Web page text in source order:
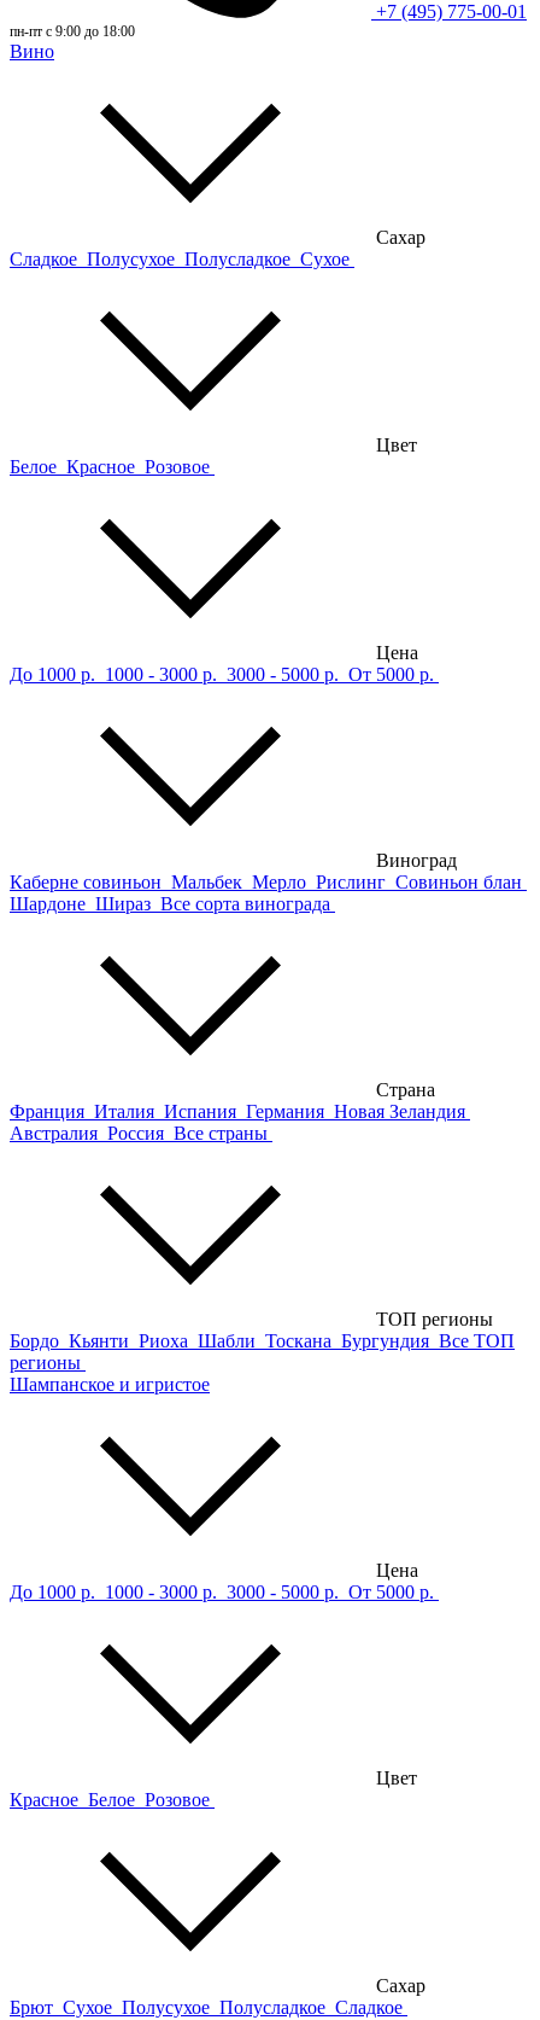
+7 (495) 775-00-01
пн-пт с 9:00 до 18:00
Вино
Сахар
Сладкое Полусухое Полусладкое Сухое
Цвет
Белое Красное Розовое
Цена
До 1000 р. 1000 - 3000 р. 3000 - 5000 р. От 5000 р.
Виноград
Каберне совиньон Мальбек Мерло Рислинг Совиньон блан
Шардоне Шираз Все сорта винограда
Страна
Франция Италия Испания Германия Новая Зеландия
Австралия Россия Все страны
ТОП регионы
Бордо Кьянти Риоха Шабли Тоскана Бургундия Все ТОП
регионы
Шампанское и игристое
Цена
До 1000 р. 1000 - 3000 р. 3000 - 5000 р. От 5000 р.
Цвет
Красное Белое Розовое
Сахар
Брют Сухое Полусухое Полусладкое Сладкое